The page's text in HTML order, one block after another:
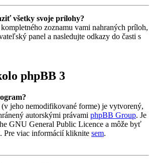
všetky svoje prílohy?
zoznamu vami nahraných príloh,
panel a nasledujte odkazy do časti s
phpBB 3
jeho nemodifikované forme) je vytvorený,
autorskými právami phpBB Group. Je
GNU General Public Licence a môže byť
viac informácií kliknite sem.